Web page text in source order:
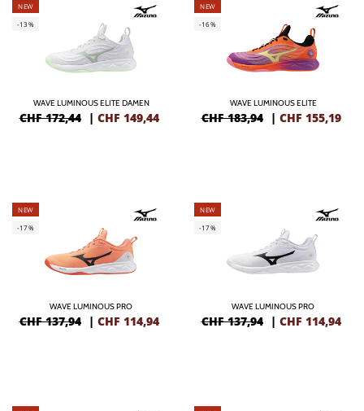
NEW
-13%
WAVE LUMINOUS ELITE DAMEN
CHF 172,44 | CHF 149,44
NEW
-16%
WAVE LUMINOUS ELITE
CHF 183,94 | CHF 155,19
NEW
-17%
WAVE LUMINOUS PRO
CHF 137,94 | CHF 114,94
NEW
-17%
WAVE LUMINOUS PRO
CHF 137,94 | CHF 114,94